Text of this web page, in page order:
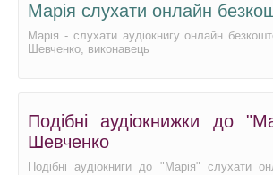
Марія слухати онлайн
Марія - слухати аудіокнигу онлайн
Шевченко, виконавець
Подібні аудіокнижки до
Шевченко
Подібні аудіокниги до "Марія" слухати